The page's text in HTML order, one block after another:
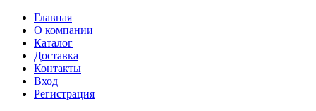
Главная
О компании
Каталог
Доставка
Контакты
Вход
Регистрация